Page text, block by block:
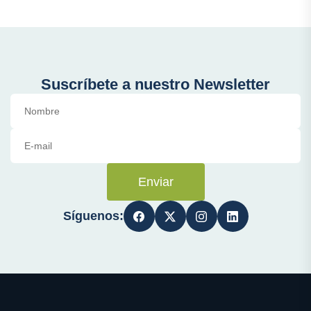
Suscríbete a nuestro Newsletter
Enviar
Síguenos: